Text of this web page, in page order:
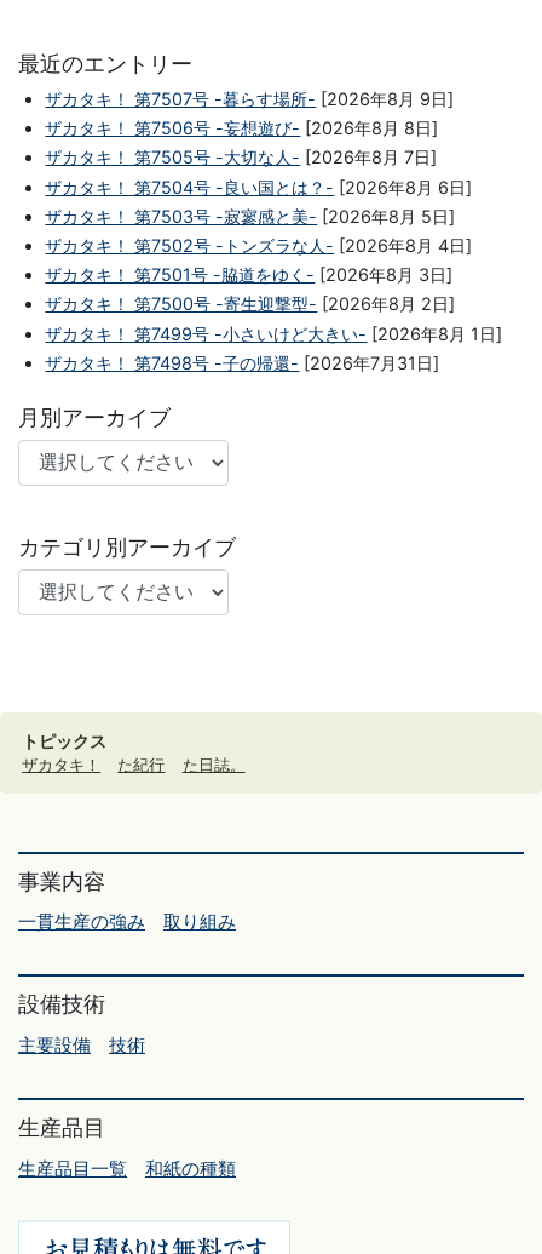
最近のエントリー
ザカタキ！ 第7507号 -暮らす場所- [2026年8月 9日]
ザカタキ！ 第7506号 -妄想遊び- [2026年8月 8日]
ザカタキ！ 第7505号 -大切な人- [2026年8月 7日]
ザカタキ！ 第7504号 -良い国とは？- [2026年8月 6日]
ザカタキ！ 第7503号 -寂寥感と美- [2026年8月 5日]
ザカタキ！ 第7502号 -トンズラな人- [2026年8月 4日]
ザカタキ！ 第7501号 -脇道をゆく- [2026年8月 3日]
ザカタキ！ 第7500号 -寄生迎撃型- [2026年8月 2日]
ザカタキ！ 第7499号 -小さいけど大きい- [2026年8月 1日]
ザカタキ！ 第7498号 -子の帰還- [2026年7月31日]
月別アーカイブ
カテゴリ別アーカイブ
トピックス
ザカタキ！ た紀行 た日誌。
事業内容
一貫生産の強み 取り組み
設備技術
主要設備 技術
生産品目
生産品目一覧 和紙の種類